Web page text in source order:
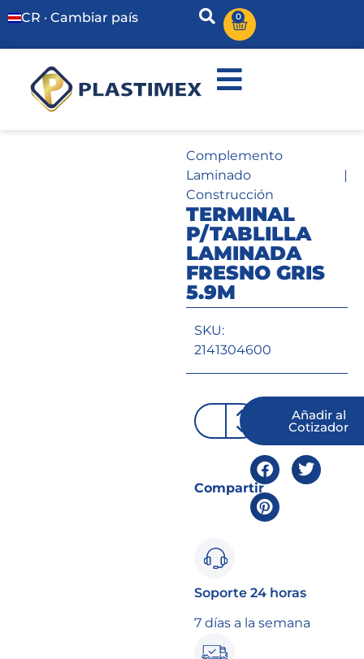
CR · Cambiar país 0
Complemento
Laminado|
Construcción
TERMINAL
P/TABLILLA
LAMINADA
FRESNO GRIS
5.9M
SKU:
2141304600
Añadir al
Cotizador
Compartir
Soporte 24 horas
7 días a la semana